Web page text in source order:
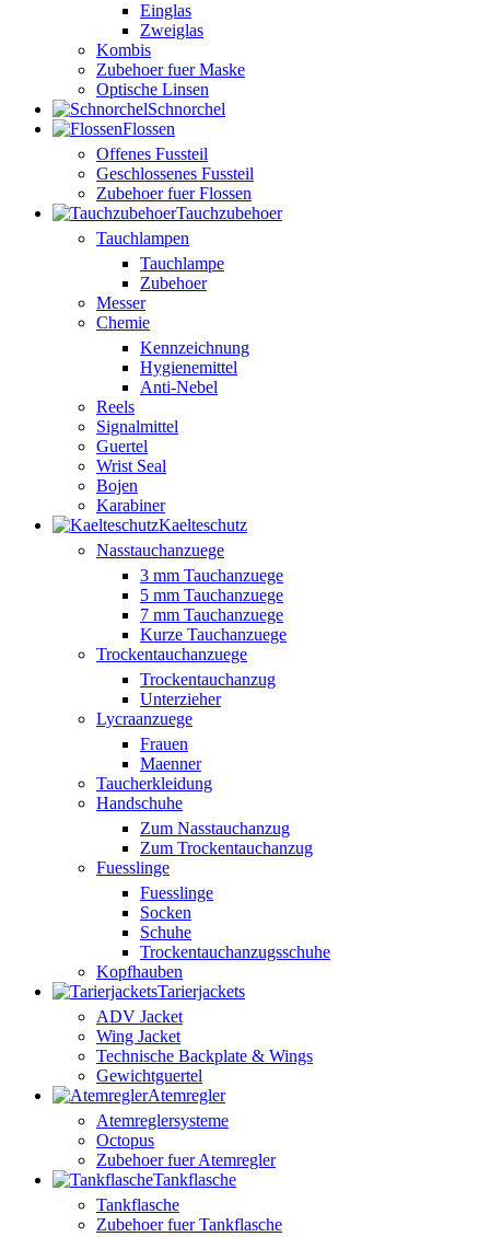
Einglas
Zweiglas
Kombis
Zubehoer fuer Maske
Optische Linsen
Schnorchel
Flossen
Offenes Fussteil
Geschlossenes Fussteil
Zubehoer fuer Flossen
Tauchzubehoer
Tauchlampen
Tauchlampe
Zubehoer
Messer
Chemie
Kennzeichnung
Hygienemittel
Anti-Nebel
Reels
Signalmittel
Guertel
Wrist Seal
Bojen
Karabiner
Kaelteschutz
Nasstauchanzuege
3 mm Tauchanzuege
5 mm Tauchanzuege
7 mm Tauchanzuege
Kurze Tauchanzuege
Trockentauchanzuege
Trockentauchanzug
Unterzieher
Lycraanzuege
Frauen
Maenner
Taucherkleidung
Handschuhe
Zum Nasstauchanzug
Zum Trockentauchanzug
Fuesslinge
Fuesslinge
Socken
Schuhe
Trockentauchanzugsschuhe
Kopfhauben
Tarierjackets
ADV Jacket
Wing Jacket
Technische Backplate & Wings
Gewichtguertel
Atemregler
Atemreglersysteme
Octopus
Zubehoer fuer Atemregler
Tankflasche
Tankflasche
Zubehoer fuer Tankflasche